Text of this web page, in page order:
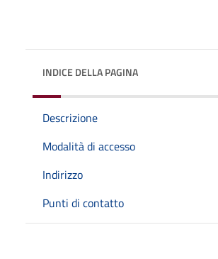
INDICE DELLA PAGINA
Descrizione
Modalità di accesso
Indirizzo
Punti di contatto